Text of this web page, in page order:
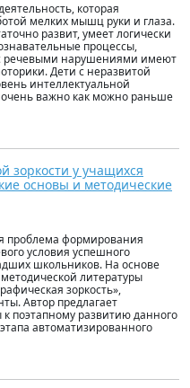
которая
мелких мышц руки и глаза.
развит, умеет логически
процессы,
речевыми нарушениями имеют
Дети с неразвитой
интеллектуальной
важно как можно раньше
зоркости у учащихся
основы и методические
проблема формирования
условия успешного
школьников. На основе
литературы
зоркость»,
Автор предлагает
поэтапному развитию данного
автоматизированного